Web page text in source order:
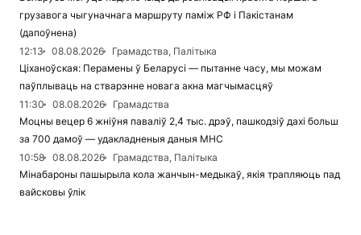
грузавога чыгуначнага маршруту паміж РФ і Пакістанам
(дапоўнена)
12:13
08.08.2026
Грамадства, Палітыка
Ціханоўская: Перамены ў Беларусі — пытанне часу, мы можам
паўплываць на стварэнне новага акна магчымасцяў
11:30
08.08.2026
Грамадства
Моцны вецер 6 жніўня паваліў 2,4 тыс. дрэў, пашкодзіў дахі больш
за 700 дамоў — удакладненыя даныя МНС
10:58
08.08.2026
Грамадства, Палітыка
Мінабароны пашырыла кола жанчын-медыкаў, якія трапляюць пад
вайсковы ўлік